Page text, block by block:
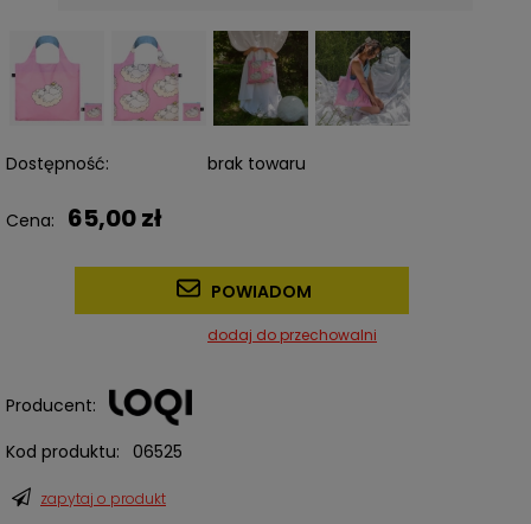
Dostępność: brak towaru
Cena: 65,00 zł
POWIADOM
dodaj do przechowalni
Producent:
Kod produktu: 06525
zapytaj o produkt